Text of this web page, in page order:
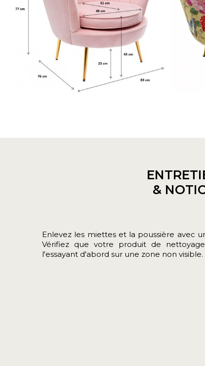
&
Enlevez les miettes et la poussière avec
Vérifiez que votre produit de
l'essayant d'abord sur une zone non visible.